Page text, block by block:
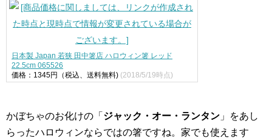
日本製 Japan 若狭 田中箸店 ハロウィン箸 レッド
22.5cm 065526
価格：1345円（税込、送料無料) (2018/5/19時点)
かぼちゃのお化けの「 ジャック・オー・ランタン 」をあし
らったハロウィンならではの箸ですね。家でも使えます